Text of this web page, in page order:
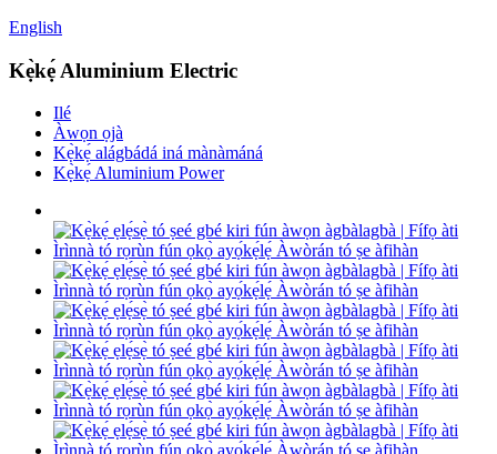
English
Kẹ̀kẹ́ Aluminium Electric
Ilé
Àwọn ọjà
Kẹ̀kẹ́ alágbádá iná mànàmáná
Kẹ̀kẹ́ Aluminium Power